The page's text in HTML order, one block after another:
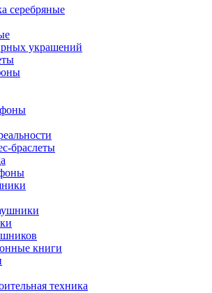
серебряные
украшений
браслеты
книги
техника